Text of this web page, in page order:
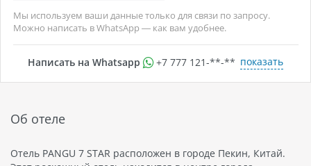
Мы используем ваши данные только для связи по запросу.
Можно написать в WhatsApp — как вам удобнее.
Написать на Whatsapp +7 777 121-**-** показать
Об отеле
Отель PANGU 7 STAR расположен в городе Пекин, Китай.